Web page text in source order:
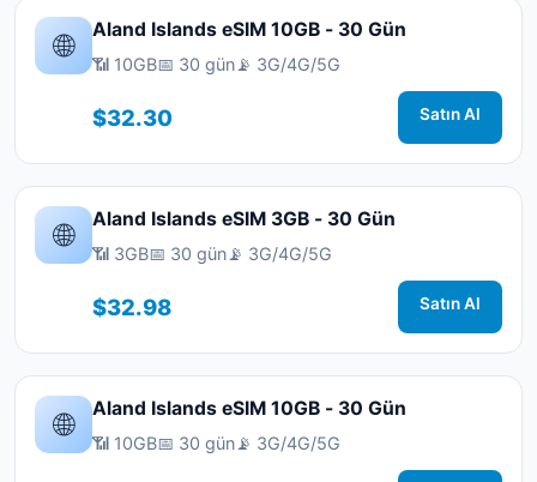
🌐 Aland Islands eSIM 10GB - 30 Gün
📶 10GB📅 30 gün📡 3G/4G/5G
$32.30 Satın Al
🌐 Aland Islands eSIM 3GB - 30 Gün
📶 3GB📅 30 gün📡 3G/4G/5G
$32.98 Satın Al
🌐 Aland Islands eSIM 10GB - 30 Gün
📶 10GB📅 30 gün📡 3G/4G/5G